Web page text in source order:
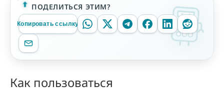
ПОДЕЛИТЬСЯ ЭТИМ?
Копировать ссылку
Как пользоваться